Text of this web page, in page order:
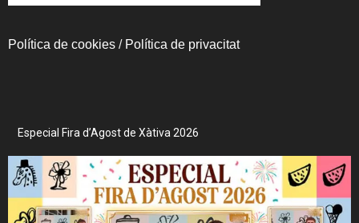
Política de cookies / Política de privacitat
Especial Fira d’Agost de Xàtiva 2026